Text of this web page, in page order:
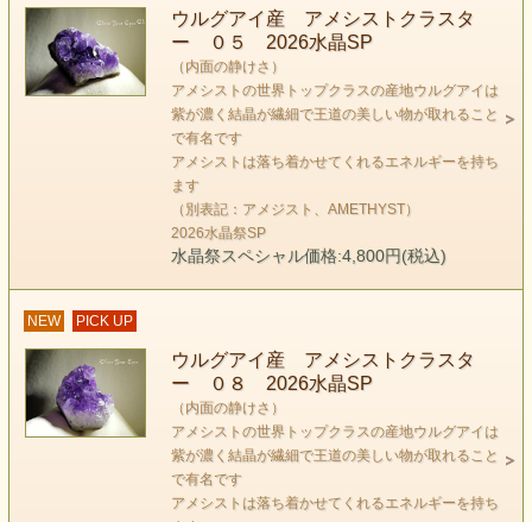
アメシスト
紫水晶
AMETHYST
keyword （内面の静けさ）
忙しく、早い時間の流れから逃れたいと思っていませんか？
アメシストは、現実の物質的な毎日から解放され
あなたの心の奥では
今あなたには安らぎや
一休みが必要であるということを知っています。
あせらず、心と体を休めて
ウルグアイ産 アメシストクラスタ
ー ０５ 2026水晶SP
（内面の静けさ）
アメシストの世界トップクラスの産地ウルグアイは
紫が濃く結晶が繊細で王道の美しい物が取れること
で有名です
アメシストは落ち着かせてくれるエネルギーを持ち
ます
（別表記：アメジスト、AMETHYST）
2026水晶祭SP
水晶祭スペシャル価格:4,800円(税込)
NEW PICK UP
ウルグアイ産 アメシストクラスタ
ー ０８ 2026水晶SP
（内面の静けさ）
アメシストの世界トップクラスの産地ウルグアイは
紫が濃く結晶が繊細で王道の美しい物が取れること
で有名です
アメシストは落ち着かせてくれるエネルギーを持ち